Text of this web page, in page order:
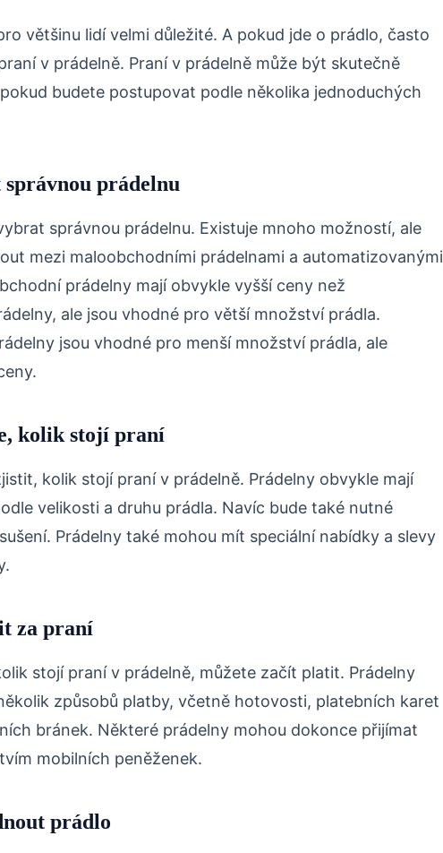
většinu lidí velmi důležité. A pokud jde o prádlo, často
v prádelně. Praní v prádelně může být skutečně
budete postupovat podle několika jednoduchých
prádelnu
správnou prádelnu. Existuje mnoho možností, ale
mezi maloobchodními prádelnami a automatizovanými
prádelny mají obvykle vyšší ceny než
ale jsou vhodné pro větší množství prádla.
jsou vhodné pro menší množství prádla, ale
kolik stojí praní
kolik stojí praní v prádelně. Prádelny obvykle mají
velikosti a druhu prádla. Navíc bude také nutné
Prádelny také mohou mít speciální nabídky a slevy
za praní
stojí praní v prádelně, můžete začít platit. Prádelny
způsobů platby, včetně hotovosti, platebních karet
bránek. Některé prádelny mohou dokonce přijímat
mobilních peněženek.
prádlo